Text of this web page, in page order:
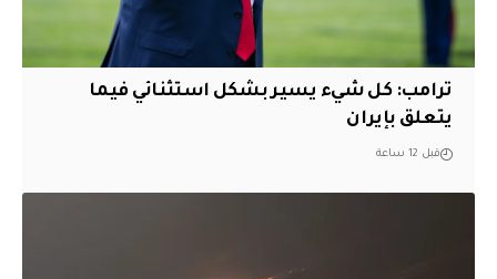
ترامب: كل شيء يسير بشكل استثنائي فيما
يتعلق بإيران
قبل 12 ساعة